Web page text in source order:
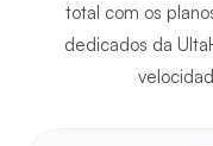
total com os
dedicados da